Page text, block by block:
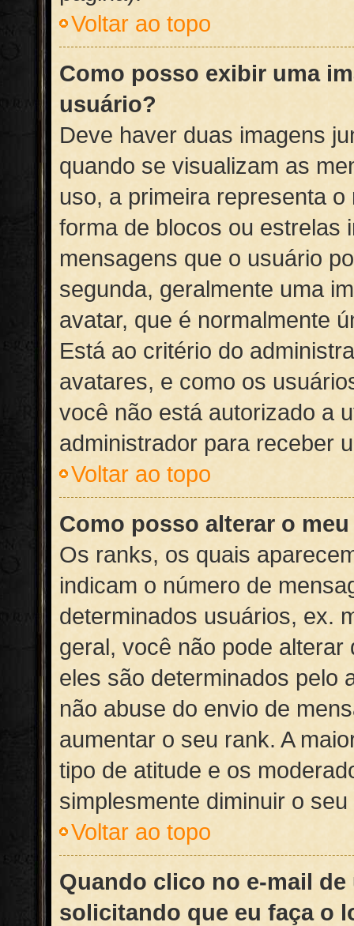
Voltar ao topo
Como posso exibir uma
usuário?
Deve haver duas imagens
quando se visualizam as
uso, a primeira representa
forma de blocos ou estrelas
mensagens que o usuário
segunda, geralmente uma
avatar, que é normalmente
Está ao critério do
avatares, e como os
você não está autorizado a
administrador para receber
Voltar ao topo
Como posso alterar o
Os ranks, os quais
indicam o número de
determinados usuários, ex.
geral, você não pode
eles são determinados pelo
não abuse do envio de
aumentar o seu rank. A
tipo de atitude e os
simplesmente diminuir o
Voltar ao topo
Quando clico no e-mail
solicitando que eu faça o